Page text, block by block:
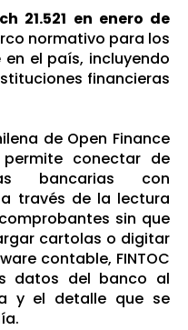
21.521 en enero de
normativo para los
en el país, incluyendo
financieras
de Open Finance
conectar de
bancarias con
través de la lectura
sin que
cartolas o digitar
contable, FINTOC
datos del banco al
y el detalle que se